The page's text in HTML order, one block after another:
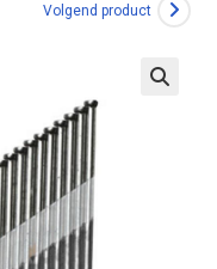
Volgend product